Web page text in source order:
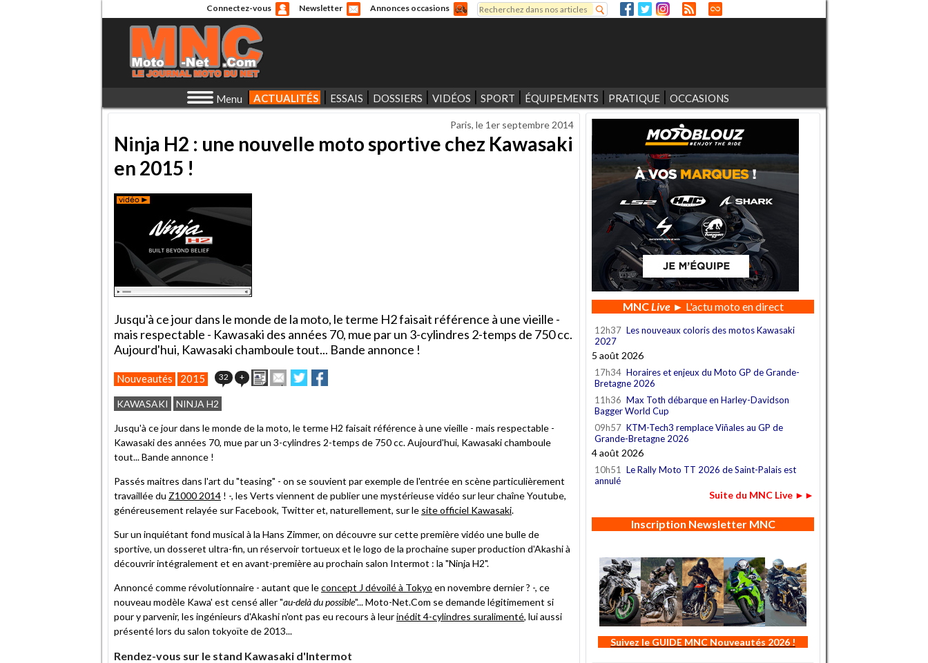
Connectez-vous Newsletter Annonces occasions
Formulaire de recherche
Rechercher
Menu ACTUALITÉS ESSAIS DOSSIERS VIDÉOS SPORT ÉQUIPEMENTS PRATIQUE OCCASIONS
Paris, le 1er septembre 2014
Ninja H2 : une nouvelle moto sportive chez Kawasaki
en 2015 !
Jusqu'à ce jour dans le monde de la moto, le terme H2 faisait référence à une vieille -
mais respectable - Kawasaki des années 70, mue par un 3-cylindres 2-temps de 750 cc.
Aujourd'hui, Kawasaki chamboule tout... Bande annonce !
Nouveautés 2015 32 + ImprimerEnvoyer
cet
ami
Partager
sur
sur
KAWASAKI NINJA H2
Jusqu'à ce jour dans le monde de la moto, le terme H2 faisait référence à une vieille - mais respectable -
Kawasaki des années 70, mue par un 3-cylindres 2-temps de 750 cc. Aujourd'hui, Kawasaki chamboule
tout... Bande annonce !
Passés maitres dans l'art du "teasing" - on se souvient par exemple de l'entrée en scène particulièrement
travaillée du Z1000 2014 ! -, les Verts viennent de publier une mystérieuse vidéo sur leur chaîne Youtube,
généreusement relayée sur Facebook, Twitter et, naturellement, sur le site officiel Kawasaki.
Sur un inquiétant fond musical à la Hans Zimmer, on découvre sur cette première vidéo une bulle de
sportive, un dosseret ultra-fin, un réservoir tortueux et le logo de la prochaine super production d'Akashi à
découvrir intégralement et en avant-première au prochain salon Intermot : la "Ninja H2".
Annoncé comme révolutionnaire - autant que leconcept J dévoilé à Tokyo en novembre dernier ? -, ce
nouveau modèle Kawa' est censé aller "au-delà du possible"... Moto-Net.Com se demande légitimement si
pour y parvenir, les ingénieurs d'Akashi n'ont pas eu recours à leurinédit 4-cylindres suralimenté, lui aussi
présenté lors du salon tokyoïte de 2013...
Rendez-vous sur le stand Kawasaki d'Intermot
MNCLive► L'actu moto en direct
12h37 Les nouveaux coloris des motos Kawasaki
2027
5 août 2026
17h34 Horaires et enjeux du Moto GP de Grande-
Bretagne 2026
11h36 Max Toth débarque en Harley-Davidson
Bagger World Cup
09h57 KTM-Tech3 remplace Viñales au GP de
Grande-Bretagne 2026
4 août 2026
10h51
Le Rally Moto TT 2026 de Saint-Palais est
annulé
Suite du MNC Live ►►
Inscription Newsletter MNC
Suivez le GUIDE MNC Nouveautés 2026 !